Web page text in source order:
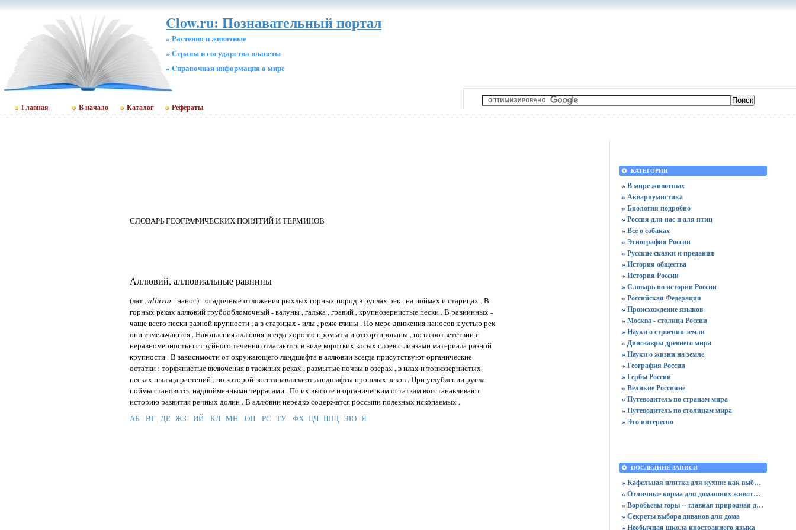
Clow.ru: Познавательный портал
» Растения и животные
» Страны и государства планеты
» Cправочная информация о мире
Главная В начало Каталог Рефераты
СЛОВАРЬ ГЕОГРАФИЧЕСКИХ ПОНЯТИЙ И ТЕРМИНОВ
Аллювий, аллювиальные равнины
(лат .alluvio - нанос) - осадочные отложения рыхлых горных пород в руслах рек , на поймах и старицах . В
горных реках аллювий грубообломочный - валуны , галька , гравий , крупнозернистые пески . В равнинных -
чаще всего пески разной крупности , а в старицах - илы , реже глины . По мере движения наносов к устью рек
они измельчаются . Накопления аллювия всегда хорошо промыты и отсортированы , но в соответствии с
неравномерностью струйного течения отлагаются в виде коротких косых слоев с линзами материала разной
крупности . В зависимости от окружающего ландшафта в аллювии всегда присутствуют органические
остатки : торфянистые включения в таежных реках , размытые почвы в озерах , в илах и тонкозернистых
песках пыльца растений , по которой восстанавливают ландшафты прошлых веков . При углублении русла
поймы становятся надпойменными террасами . По их высоте и органическим остаткам восстанавливают
историю развития речных долин . В аллювии нередко содержатся россыпи полезных ископаемых .
АБ
ВГ ДЕ ЖЗ ИЙ КЛ МН ОП РС ТУ ФХ ЦЧ ШЩ ЭЮ Я
КАТЕГОРИИ
» В мире животных
» Аквариумистика
» Биология подробно
» Россия для нас и для птиц
» Все о собаках
» Этнография России
» Русские сказки и предания
» История общества
» История России
» Словарь по истории России
» Российская Федерация
» Происхождение языков
» Москва - столица России
» Науки о строении земли
» Динозавры древнего мира
» Науки о жизни на земле
» География России
» Гербы России
» Великие Россияне
» Путеводитель по странам мира
» Путеводитель по столицам мира
» Это интересно
ПОСЛЕДНИЕ ЗАПИСИ
» Кафельная плитка для кухни: как выбрать практичную отделку
» Отличные корма для домашних животных
» Воробьевы горы -- главная природная достопримечательность Москвы
» Секреты выбора диванов для дома
» Необычная школа иностранного языка